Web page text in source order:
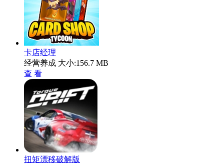
卡店经理
经营养成 大小:156.7 MB
查 看
扭矩漂移破解版